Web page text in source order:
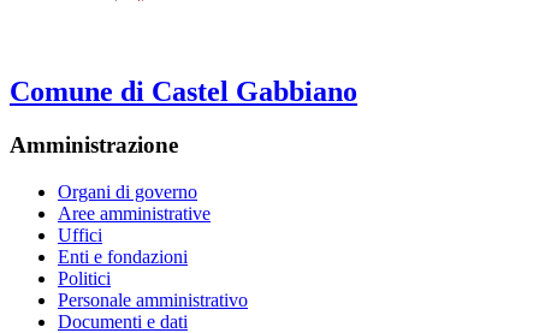
Comune di Castel Gabbiano
Amministrazione
Organi di governo
Aree amministrative
Uffici
Enti e fondazioni
Politici
Personale amministrativo
Documenti e dati